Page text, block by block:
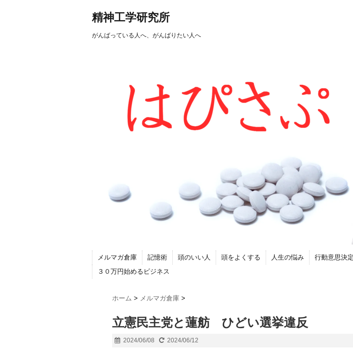
精神工学研究所
がんばっている人へ、がんばりたい人へ
メルマガ倉庫 記憶術 頭のいい人 頭をよくする 人生の悩み 行動意思決
３０万円始めるビジネス
ホーム > メルマガ倉庫 >
立憲民主党と蓮舫 ひどい選挙違反
2024/06/08 2024/06/12